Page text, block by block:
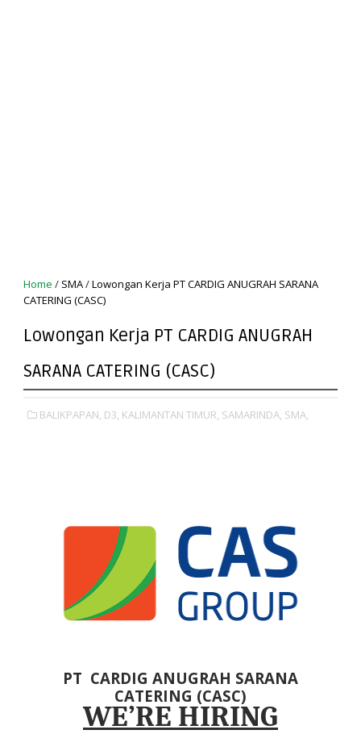
Home / SMA/Lowongan Kerja PT CARDIG ANUGRAH SARANA
CATERING (CASC)
Lowongan Kerja PT CARDIG ANUGRAH
SARANA CATERING (CASC)
BALIKPAPAN, D3, KALIMANTAN TIMUR, SAMARINDA, SMA,
PT CARDIG ANUGRAH SARANA
CATERING (CASC)
WE’RE HIRING